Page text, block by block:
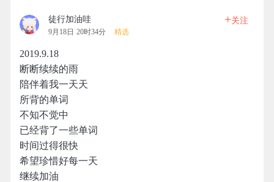
徒行加油哇
9月18日 20时34分 精选
+关注
2019.9.18
断断续续的雨
陪伴着我一天天
所背的单词
不知不觉中
已经背了一些单词
时间过得很快
希望珍惜好每一天
继续加油